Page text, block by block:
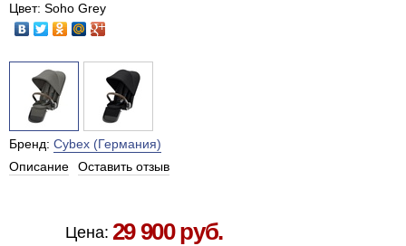
Цвет: Soho Grey
Бренд: Cybex (Германия)
Описание
Оставить отзыв
Цена: 29 900 руб.